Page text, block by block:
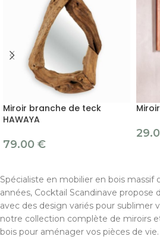
Miroir branche de teck
HAWAYA
79.00 €
Spécialiste en mobilier en bois massif
années, Cocktail Scandinave propose
avec des design variés pour sublimer
notre collection complète de miroirs
bois pour aménager vos pièces de vie.